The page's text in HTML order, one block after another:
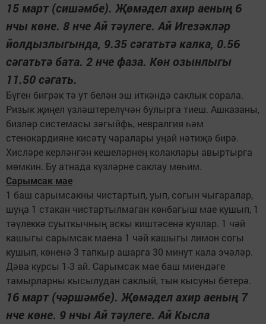
15 март (сишәмбе). Җөмәдел ахир аеның 6
нчы көне. 8 нче Ай тәүлеге. Ай Игезәкләр
йолдызлыгында, 9.35 сәгатьтә калка, 0.56
сәгатьтә бата. 2 нче фаза. Көн озынлыгы
11.50 сәгать.
Бүген бигрәк тә ут белән эш иткәндә саклык сорала.
Ризык җиңел үзләштерелүчән булырга тиеш. Ашказаны,
бизләр системасы зәгыйфь, невралгия һәм
стенокардияне кисәтү чаралары уңай нәтиҗә бирә.
Хисләре керләнгән кешеләрнең колаклары авыртырга
мөмкин. Бу атнада күзләрне саклау мөһим.
Сарымсак мае
1 баш сарымсакны чистартып, уып, согын чыгаралар,
шуңа 1 стакан чистартылмаган көнбагыш мае кушып, 1
тәүлеккә суыткычның аскы киштәсенә куялар. 1 чәй
кашыгы сарымсак маена 1 чәй кашыгы лимон согы
кушып, көненә 3 тапкыр ашарга 30 минут кала эчәләр.
Дәва курсы 1-3 ай. Сарымсак мае баш миендәге
тамырларны кысылудан саклый, тын кысуны бетерә.
16 март (чәршәмбе). Җөмәдел ахир аеның 7
нче көне. 9 нчы Ай тәүлеге. Ай Кысла